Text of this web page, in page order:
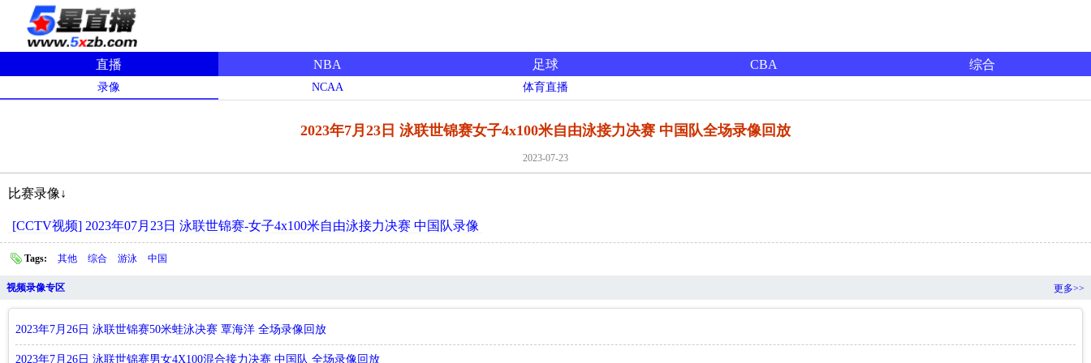
直播 NBA 足球 CBA 综合
录像 NCAA 体育直播
2023年7月23日 泳联世锦赛女子4x100米自由泳接力决赛 中国队全场录像回放
2023-07-23
比赛录像↓
[CCTV视频] 2023年07月23日 泳联世锦赛-女子4x100米自由泳接力决赛 中国队录像
Tags: 其他 综合 游泳 中国
视频录像专区 更多>>
2023年7月26日 泳联世锦赛50米蛙泳决赛 覃海洋 全场录像回放
2023年7月26日 泳联世锦赛男女4X100混合接力决赛 中国队 全场录像回放